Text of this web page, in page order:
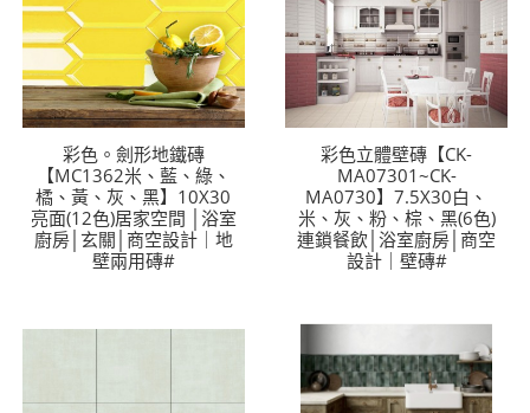
彩色。劍形地鐵磚
【MC1362米、藍、綠、
橘、黃、灰、黑】10X30
亮面(12色)居家空間 │浴室
廚房│玄關│商空設計｜地
壁兩用磚#
彩色立體壁磚【CK-
MA07301~CK-
MA0730】7.5X30白、
米、灰、粉、棕、黑(6色)
連鎖餐飲│浴室廚房│商空
設計｜壁磚#